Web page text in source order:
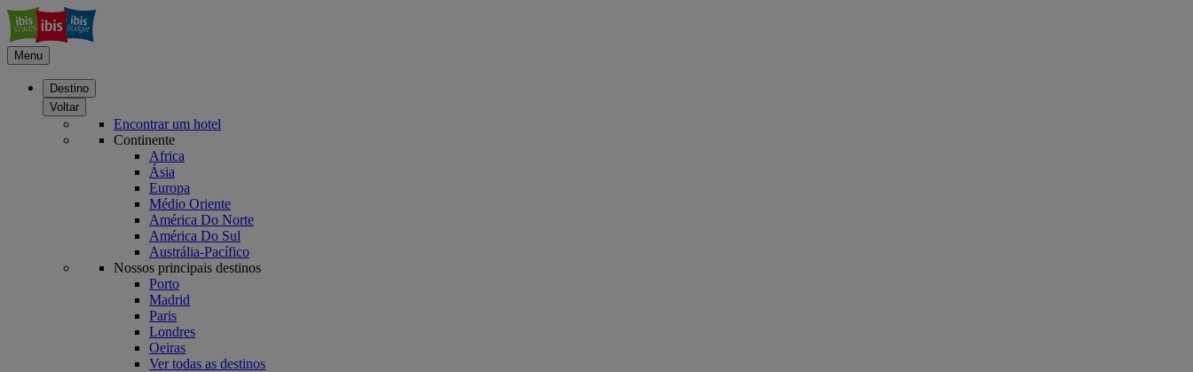
Menu
Destino
Voltar
Encontrar um hotel
Continente
Africa
Ásia
Europa
Médio Oriente
América Do Norte
América Do Sul
Austrália-Pacífico
Nossos principais destinos
Porto
Madrid
Paris
Londres
Oeiras
Ver todas as destinos